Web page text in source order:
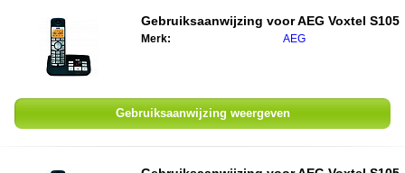
Gebruiksaanwijzing voorAEG Voxtel S105
Merk: AEG
Gebruiksaanwijzing weergeven